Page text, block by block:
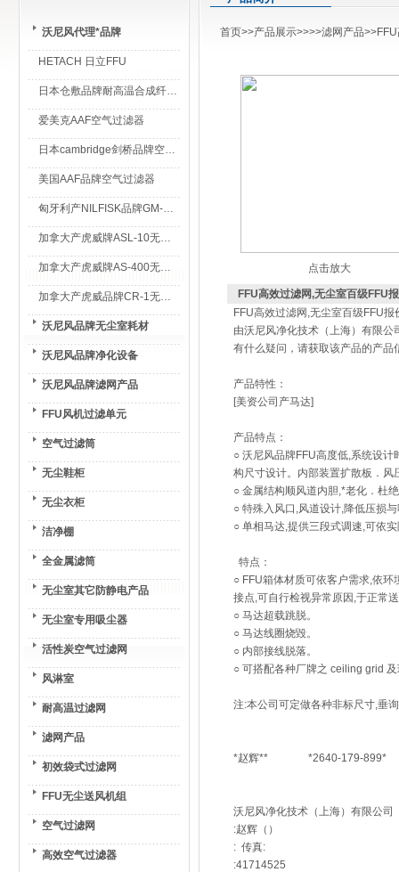
沃尼风代理*品牌
HETACH 日立FFU
日本仓敷品牌耐高温合成纤维过滤棉
爱美克AAF空气过滤器
日本cambridge剑桥品牌空气过滤器
美国AAF品牌空气过滤器
匈牙利产NILFISK品牌GM-80无尘室专用吸尘器
加拿大产虎威牌ASL-10无尘室专用吸尘器
加拿大产虎威牌AS-400无尘室专用吸尘器
加拿大产虎威品牌CR-1无尘室专用吸尘器
沃尼风品牌无尘室耗材
沃尼风品牌净化设备
沃尼风品牌滤网产品
FFU风机过滤单元
空气过滤筒
无尘鞋柜
无尘衣柜
洁净棚
全金属滤筒
无尘室其它防静电产品
无尘室专用吸尘器
活性炭空气过滤网
风淋室
耐高温过滤网
滤网产品
初效袋式过滤网
FFU无尘送风机组
空气过滤网
高效空气过滤器
首页>>产品展示>>>>滤网产品
点击放大
FFU高效过滤网,无尘室百级FFU
FFU高效过滤网,无尘室百级FFU报
由沃尼风净化技术（上海）有限
有什么疑问，请获取该产品的产品
产品特性：
[美资公司产马达]
产品特点：
○ 沃尼风品牌FFU高度低,系统设
构尺寸设计。内部装置扩散板．风
○ 金属结构顺风道内胆,*老化．杜
○ 特殊入风口,风道设计,降低压损
○ 单相马达,提供三段式调速,可依
特点：
○ FFU箱体材质可依客户需求,依
接点,可自行检视异常原因,于正常
○ 马达超载跳脱。
○ 马达线圈烧毀。
○ 内部接线脱落。
○ 可搭配各种厂牌之 ceiling grid
注:本公司可定做各种非标尺寸,垂
*赵辉** *2640-179-899*
沃尼风净化技术（上海）有限公司
:赵辉（）
: 传真:
:41714525